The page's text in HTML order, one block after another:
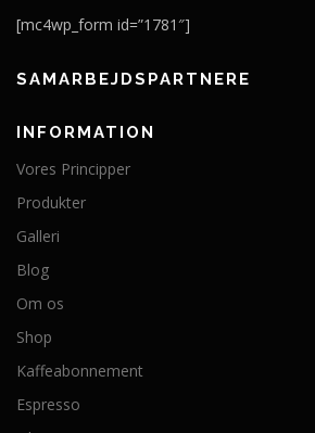
[mc4wp_form id=”1781″]
SAMARBEJDSPARTNERE
INFORMATION
Vores Principper
Produkter
Galleri
Blog
Om os
Shop
Kaffeabonnement
Espresso